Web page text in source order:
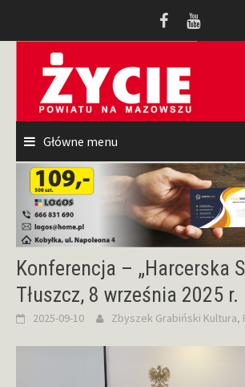
Główne menu
Konferencja – „Harcerska
Tłuszcz, 8 września 2025 r.
2025-09-10 Zbyszek Grabiński Kultura,